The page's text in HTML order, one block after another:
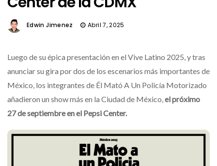
Edwin Jimenez Abril 7, 2025
Luego de su épica presentación en el Vive Latino 2025, y tras
anunciar su gira por dos de los escenarios más importantes de
México, los integrantes de Él Mató A Un Policía Motorizado
añadieron un show más en la Ciudad de México,el próximo
27 de septiembre en el Pepsi Center.